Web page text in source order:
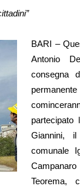
BARI –
Antonio
consegna
partecipato
Giannini, il
comunale
Teorema,